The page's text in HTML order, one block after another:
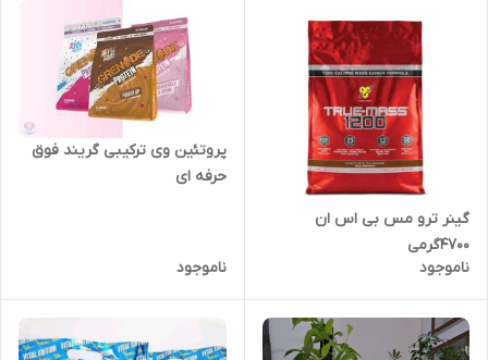
گینر ترو مس بی اس ان
۴۷۰۰گرمی
ناموجود
پروتئین وی ترکیبی گریند فوق
حرفه ای
ناموجود